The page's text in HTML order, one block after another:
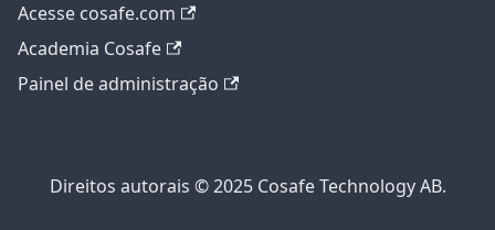
Acesse cosafe.com
Academia Cosafe
Painel de administração
Direitos autorais © 2025 Cosafe Technology AB.